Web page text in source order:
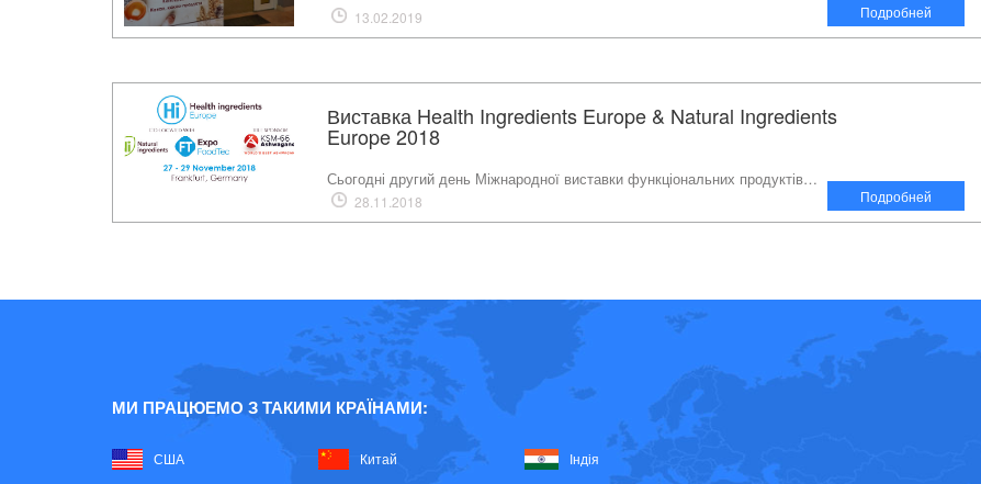
13.02.2019 Подробней
Виставка Health Ingredients Europe & Natural Ingredients
Europe 2018
Сьогодні другий день Міжнародної виставки функціональних продуктів…
28.11.2018 Подробней
МИ ПРАЦЮЕМО З ТАКИМИ КРАЇНАМИ:
США Китай Індія